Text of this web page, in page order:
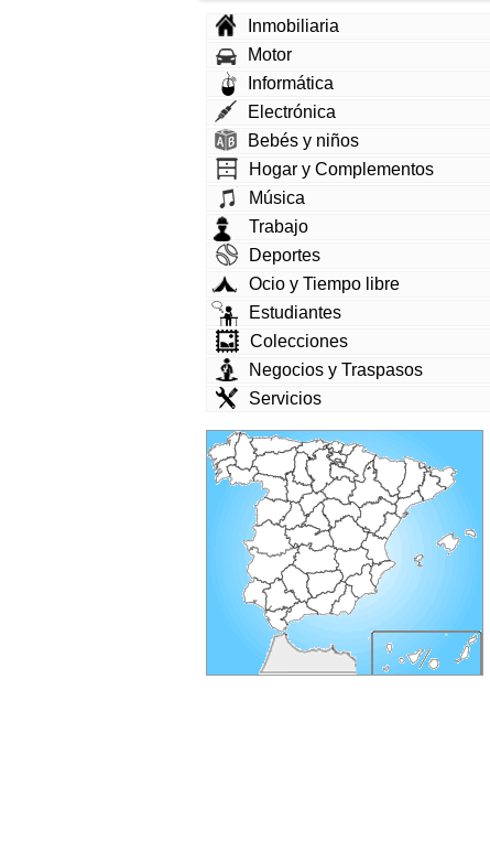
Inmobiliaria
Motor
Informática
Electrónica
Bebés y niños
Hogar y Complementos
Música
Trabajo
Deportes
Ocio y Tiempo libre
Estudiantes
Colecciones
Negocios y Traspasos
Servicios